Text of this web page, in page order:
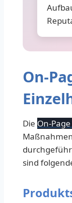
On-
Die On-
sind